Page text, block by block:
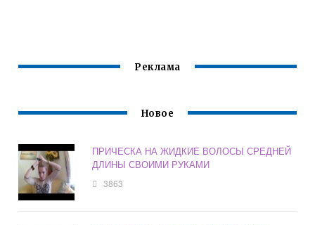
Реклама
Новое
ПРИЧЕСКА НА ЖИДКИЕ ВОЛОСЫ СРЕДНЕЙ
ДЛИНЫ СВОИМИ РУКАМИ
3863